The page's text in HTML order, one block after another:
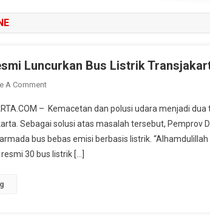
Luncurkan Bus Listrik
A CommentOn
DKI
Resmi
Luncurkan
Bus
– Kemacetan dan polusi udara menjadi
Sebagai solusi atas masalah tersebut, Pemprov
bus bebas emisi berbasis listrik.
30 bus listrik […]